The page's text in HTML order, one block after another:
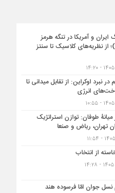
و آمریکا در تنگه هرمز
(۱۴۰۴-۱۴۰۵)؛ از نظریه‌های کلاسیک تا سنتز
در نبرد اوکراین: از تقابل میدانی تا
انرژی
میانۀ طوفان: توازن استراتژیک
تهران، ریاض و صنعا
از انتخاب
جوان امّا فرسوده هند